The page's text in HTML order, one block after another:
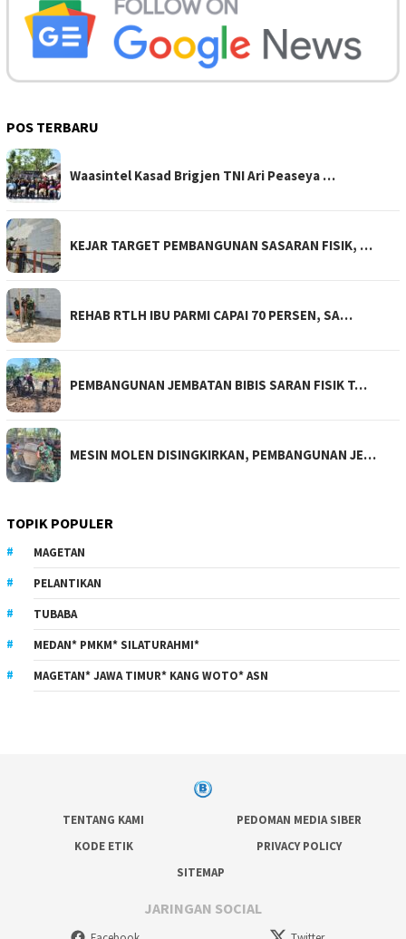
POS TERBARU
Waasintel Kasad Brigjen TNI Ari Peaseya …
KEJAR TARGET PEMBANGUNAN SASARAN FISIK, …
REHAB RTLH IBU PARMI CAPAI 70 PERSEN, SA…
PEMBANGUNAN JEMBATAN BIBIS SARAN FISIK T…
MESIN MOLEN DISINGKIRKAN, PEMBANGUNAN JE…
TOPIK POPULER
MAGETAN
PELANTIKAN
TUBABA
MEDAN* PMKM* SILATURAHMI*
MAGETAN* JAWA TIMUR* KANG WOTO* ASN
TENTANG KAMI
PEDOMAN MEDIA SIBER
KODE ETIK
PRIVACY POLICY
SITEMAP
JARINGAN SOCIAL